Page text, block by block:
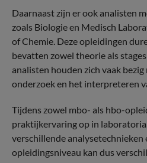
Daarnaast zijn er ook analisten
zoals Biologie en Medisch
of Chemie. Deze opleidingen
bevatten zowel theorie als
analisten houden zich vaak
onderzoek en het interpreteren
Tijdens zowel mbo- als hbo-
praktijkervaring op in
verschillende analysetechnieken
opleidingsniveau kan dus